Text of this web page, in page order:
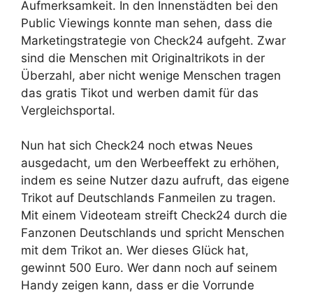
Aufmerksamkeit. In den Innenstädten bei den
Public Viewings konnte man sehen, dass die
Marketingstrategie von Check24 aufgeht. Zwar
sind die Menschen mit Originaltrikots in der
Überzahl, aber nicht wenige Menschen tragen
das gratis Tikot und werben damit für das
Vergleichsportal.
Nun hat sich Check24 noch etwas Neues
ausgedacht, um den Werbeeffekt zu erhöhen,
indem es seine Nutzer dazu aufruft, das eigene
Trikot auf Deutschlands Fanmeilen zu tragen.
Mit einem Videoteam streift Check24 durch die
Fanzonen Deutschlands und spricht Menschen
mit dem Trikot an. Wer dieses Glück hat,
gewinnt 500 Euro. Wer dann noch auf seinem
Handy zeigen kann, dass er die Vorrunde